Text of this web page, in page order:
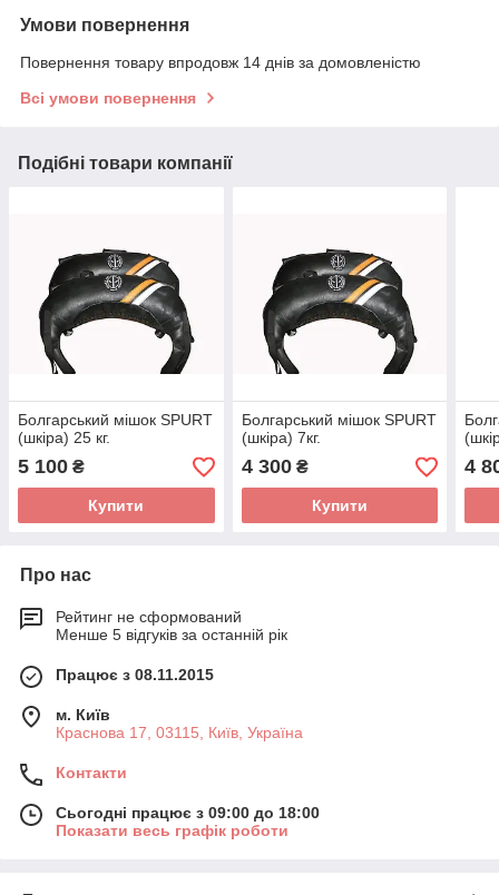
Умови повернення
Повернення товару впродовж 14 днів за домовленістю
Всі умови повернення
Подібні товари компанії
Болгарський мішок SPURT
(шкіра) 25 кг.
5 100 ₴
Купити
Болгарський мішок SPURT
(шкіра) 7кг.
4 300₴
Купити
4
Про нас
Рейтинг не сформований
Менше 5 відгуків за останній рік
Працює з 08.11.2015
м. Київ
Краснова 17, 03115, Київ, Україна
Контакти
Сьогодні працює з 09:00 до 18:00
Показати весь графік роботи